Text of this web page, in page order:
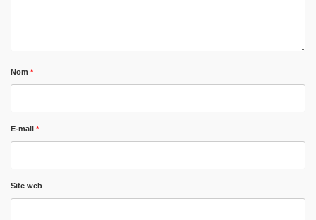
Nom *
E-mail *
Site web